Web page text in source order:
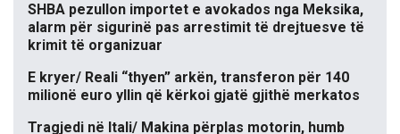
SHBA pezullon importet e avokados nga Meksika,
alarm për sigurinë pas arrestimit të drejtuesve të
krimit të organizuar
E kryer/ Reali “thyen” arkën, transferon për 140
milionë euro yllin që kërkoi gjatë gjithë merkatos
Tragjedi në Itali/ Makina përplas motorin, humb